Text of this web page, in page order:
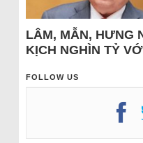
LÂM, MẪN, HƯNG
KỊCH NGHÌN TỶ
FOLLOW US